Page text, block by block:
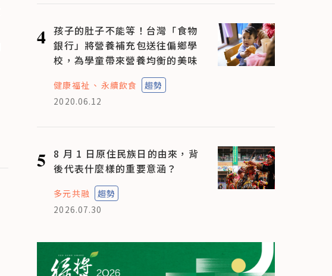
4 孩子的肚子不能等！台灣「食物
銀行」將營養補充包送往偏鄉學
校，為學童帶來營養均衡的美味
健康福祉 永續飲食
趨勢
2020.06.12
5
8 月 1 日原住民族日的由來，背
後代表什麼樣的重要意涵？
多元共融
趨勢
2026.07.30